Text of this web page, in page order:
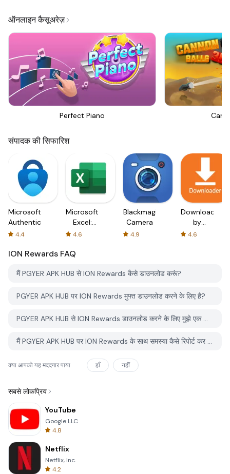
ऑनलाइन कैसूअरेज़
Perfect Piano
संपादक की सिफारिश
Microsoft
Authenticator
4.4
Microsoft
Excel:
Spreadsheets
4.6
Blackmagic
Camera
4.9
Downloader
by
AFTVnews
4.6
ION Rewards FAQ
मैं PGYER APK HUB से ION Rewards कैसे डाउनलोड करूं?
PGYER APK HUB पर ION Rewards मुफ्त डाउनलोड करने के लिए है?
PGYER APK HUB से ION Rewards डाउनलोड करने के लिए मुझे एक खाता चाहिए?
मैं PGYER APK HUB पर ION Rewards के साथ समस्या कैसे रिपोर्ट कर सकता हूँ?
क्या आपको यह मददगार पाया हाँ नहीं
सबसे लोकप्रिय
YouTube
Google LLC
4.8
Netflix
Netflix, Inc.
4.2